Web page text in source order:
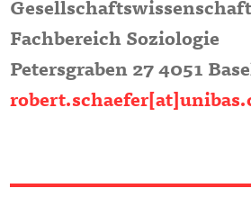
Fachbereich Soziologie
Petersgraben 27 4051